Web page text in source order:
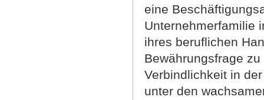
eine
Unternehmerfamilie
ihres beruflichen
Bewährungsfrage
Verbindlichkeit in
unter den